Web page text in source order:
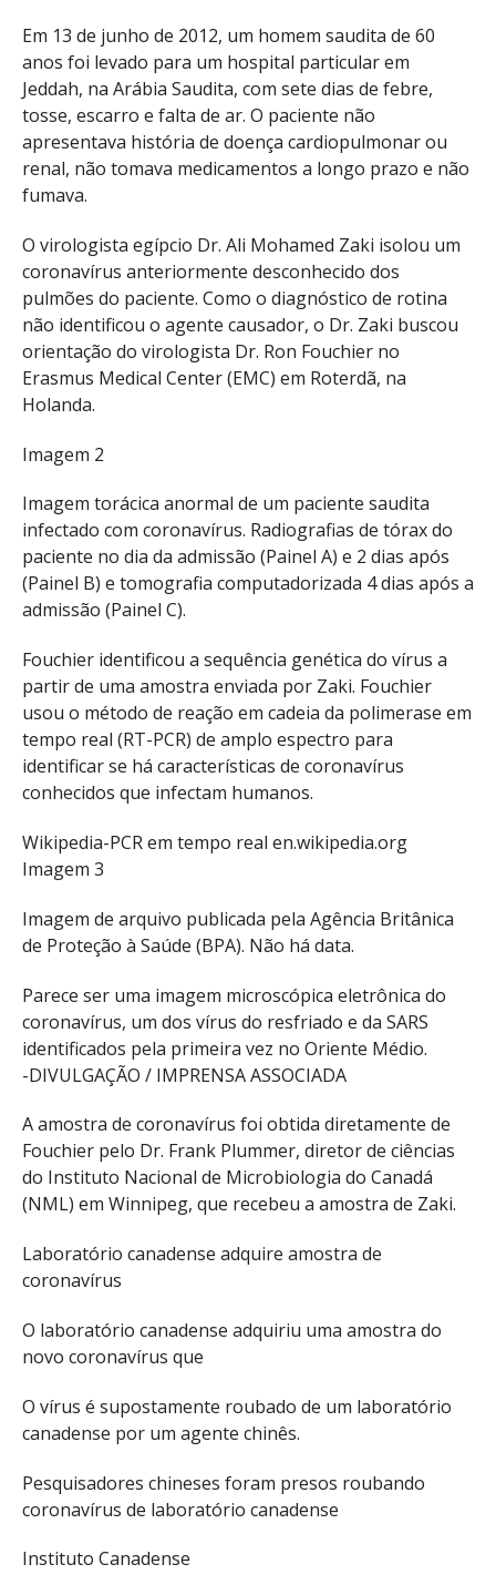
Em 13 de junho de 2012, um homem saudita de 60
anos foi levado para um hospital particular em
Jeddah, na Arábia Saudita, com sete dias de febre,
tosse, escarro e falta de ar. O paciente não
apresentava história de doença cardiopulmonar ou
renal, não tomava medicamentos a longo prazo e não
fumava.
O virologista egípcio Dr. Ali Mohamed Zaki isolou um
coronavírus anteriormente desconhecido dos
pulmões do paciente. Como o diagnóstico de rotina
não identificou o agente causador, o Dr. Zaki buscou
orientação do virologista Dr. Ron Fouchier no
Erasmus Medical Center (EMC) em Roterdã, na
Holanda.
Imagem 2
Imagem torácica anormal de um paciente saudita
infectado com coronavírus. Radiografias de tórax do
paciente no dia da admissão (Painel A) e 2 dias após
(Painel B) e tomografia computadorizada 4 dias após a
admissão (Painel C).
Fouchier identificou a sequência genética do vírus a
partir de uma amostra enviada por Zaki. Fouchier
usou o método de reação em cadeia da polimerase em
tempo real (RT-PCR) de amplo espectro para
identificar se há características de coronavírus
conhecidos que infectam humanos.
Wikipedia-PCR em tempo real en.wikipedia.org
Imagem 3
Imagem de arquivo publicada pela Agência Britânica
de Proteção à Saúde (BPA). Não há data.
Parece ser uma imagem microscópica eletrônica do
coronavírus, um dos vírus do resfriado e da SARS
identificados pela primeira vez no Oriente Médio.
-DIVULGAÇÃO / IMPRENSA ASSOCIADA
A amostra de coronavírus foi obtida diretamente de
Fouchier pelo Dr. Frank Plummer, diretor de ciências
do Instituto Nacional de Microbiologia do Canadá
(NML) em Winnipeg, que recebeu a amostra de Zaki.
Laboratório canadense adquire amostra de
coronavírus
O laboratório canadense adquiriu uma amostra do
novo coronavírus que
O vírus é supostamente roubado de um laboratório
canadense por um agente chinês.
Pesquisadores chineses foram presos roubando
coronavírus de laboratório canadense
Instituto Canadense